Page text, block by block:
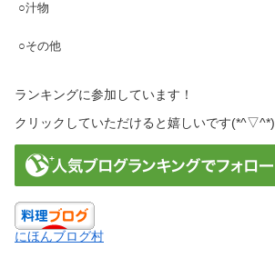
○汁物
○その他
ランキングに参加しています！
クリックしていただけると嬉しいです(*^▽^*)
にほんブログ村